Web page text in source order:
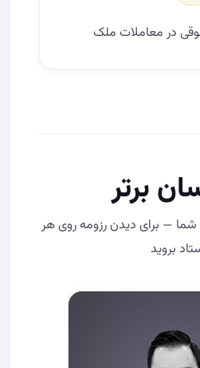
در معاملات ملک
برتر
شما — برای دیدن رزومه روی هر
بروید